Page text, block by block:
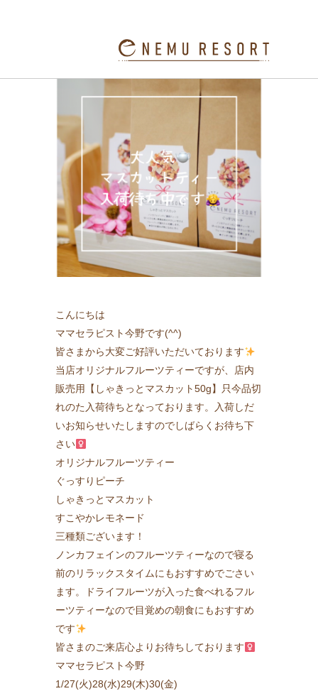
しゃきっとマスカットティー入荷待ち中‍
こんにちは
ママセラピスト今野です(^^)
皆さまから大変ご好評いただいております
当店オリジナルフルーツティーですが、店内
販売用【しゃきっとマスカット50g】只今品切
れのた入荷待ちとなっております。入荷しだ
いお知らせいたしますのでしばらくお待ち下
さい‍
オリジナルフルーツティー
ぐっすりピーチ
しゃきっとマスカット
すこやかレモネード
三種類ございます！
ノンカフェインのフルーツティーなので寝る
前のリラックスタイムにもおすすめでごさい
ます。ドライフルーツが入った食べれるフル
ーツティーなので目覚めの朝食にもおすすめ
です
皆さまのご来店心よりお待ちしております‍
ママセラピスト今野
1/27(火)28(水)29(木)30(金)